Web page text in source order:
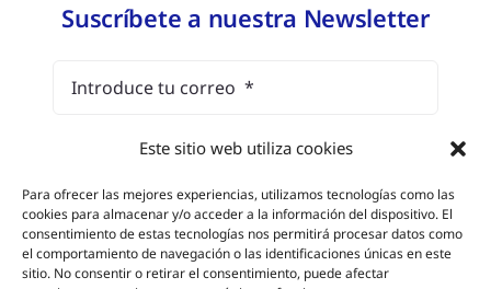
Este sitio web utiliza cookies
Para ofrecer las mejores experiencias, utilizamos tecnologías como las
cookies para almacenar y/o acceder a la información del dispositivo. El
consentimiento de estas tecnologías nos permitirá procesar datos como
el comportamiento de navegación o las identificaciones únicas en este
sitio. No consentir o retirar el consentimiento, puede afectar
Suscríbete a nuestra Newsletter
y la política de protección de datos
Suscríbete